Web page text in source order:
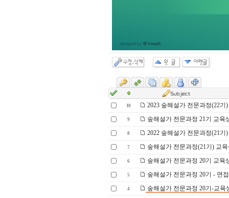
10 2023 숲해설가 전문과정(22
9 숲해설가 전문과정 21기 교육
8 2022 숲해설가 전문과정(21
7 숲해설가 전문과정(21기) 교
6 숲해설가 전문과정 20기 교육
5 숲해설가 전문과정 20기 - 면
4 숲해설가 전문과정 20기-교육